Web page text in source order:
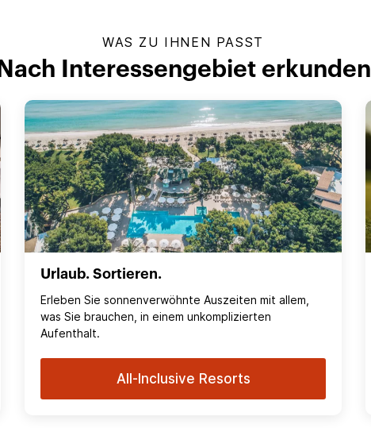
WAS ZU IHNEN PASST
Nach Interessengebiet erkunden
Urlaub. Sortieren.
Erleben Sie sonnenverwöhnte Auszeiten mit allem,
was Sie brauchen, in einem unkomplizierten
Aufenthalt.
All-Inclusive Resorts